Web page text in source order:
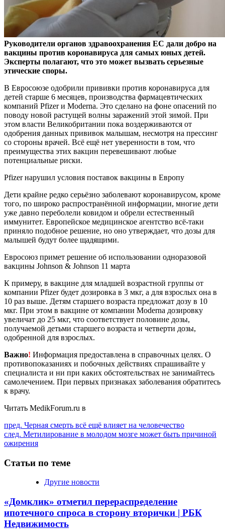
Руководители органов здравоохранения ЕС дали добро на
вакцины против коронавируса для самых юных детей.
Эксперты полагают, что это может вызвать серьезные
этические споры.
В Евросоюзе одобрили прививки против коронавируса для
детей старше 6 месяцев, производства фармацевтических
компаний Pfizer и Moderna. Это сделано на фоне опасений по
поводу новой растущей волны заражений этой зимой. При
этом власти Великобритании пока воздерживаются от
одобрения данных прививок малышам, несмотря на прессинг
со стороны врачей. Всё ещё нет уверенности в том, что
преимущества этих вакцин перевешивают любые
потенциальные риски.
Pfizer нарушил условия поставок вакцины в Европу
Дети крайне редко серьёзно заболевают коронавирусом, кроме
того, по широко распространённой информации, многие дети
уже давно переболели ковидом и обрели естественный
иммунитет. Европейское медицинское агентство всё-таки
приняло подобное решение, но оно утверждает, что дозы для
малышей будут более щадящими.
Евросоюз примет решение об использовании одноразовой
вакцины Johnson & Johnson 11 марта
К примеру, в вакцине для младшей возрастной группы от
компании Pfizer будет дозировка в 3 мкг, а для взрослых она в
10 раз выше. Детям старшего возраста предложат дозу в 10
мкг. При этом в вакцине от компании Moderna дозировку
увеличат до 25 мкг, что соответствует половине дозы,
получаемой детьми старшего возраста и четверти дозы,
одобренной для взрослых.
Важно! Информация предоставлена в справочных целях. О
противопоказаниях и побочных действиях спрашивайте у
специалиста и ни при каких обстоятельствах не занимайтесь
самолечением. При первых признаках заболевания обратитесь
к врачу.
Читать MedikForum.ru в
Продолжить
чтение
пред. Черная смерть всё ещё влияет на человечество
след. Метилирование в молодом мозге может быть причиной
ожирения
Статьи по теме
Другие новости
«Домклик» отметил перераспределение
ипотечного спроса в сторону вторички | РБК
Недвижимость